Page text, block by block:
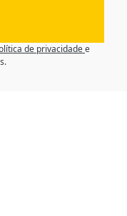
de privacidadee